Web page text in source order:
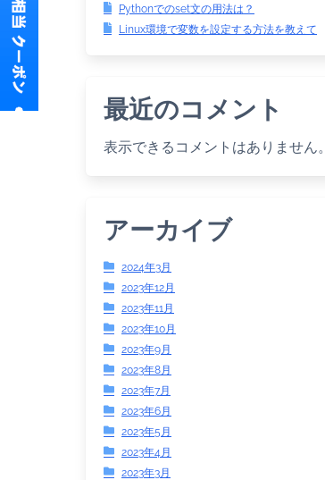
Pythonでのset文の用法は？
Linux環境で変数を設定する方法を教えて
最近のコメント
表示できるコメントはありません。
アーカイブ
2024年3月
2023年12月
2023年11月
2023年10月
2023年9月
2023年8月
2023年7月
2023年6月
2023年5月
2023年4月
2023年3月